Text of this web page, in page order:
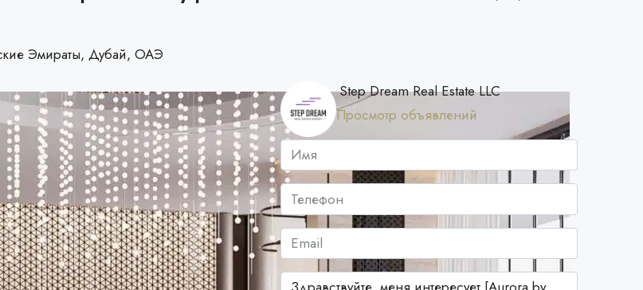
Эмираты, Дубай, ОАЭ
Step Dream Real Estate LLC
Просмотр объявлений